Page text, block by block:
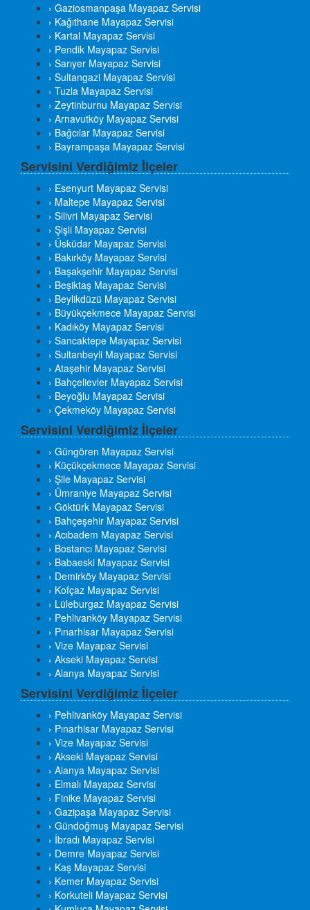
› Gaziosmanpaşa Mayapaz Servisi
› Kağıthane Mayapaz Servisi
› Kartal Mayapaz Servisi
› Pendik Mayapaz Servisi
› Sarıyer Mayapaz Servisi
› Sultangazi Mayapaz Servisi
› Tuzla Mayapaz Servisi
› Zeytinburnu Mayapaz Servisi
› Arnavutköy Mayapaz Servisi
› Bağcılar Mayapaz Servisi
› Bayrampaşa Mayapaz Servisi
Servisini Verdiğimiz İlçeler
› Esenyurt Mayapaz Servisi
› Maltepe Mayapaz Servisi
› Silivri Mayapaz Servisi
› Şişli Mayapaz Servisi
› Üsküdar Mayapaz Servisi
› Bakırköy Mayapaz Servisi
› Başakşehir Mayapaz Servisi
› Beşiktaş Mayapaz Servisi
› Beylikdüzü Mayapaz Servisi
› Büyükçekmece Mayapaz Servisi
› Kadıköy Mayapaz Servisi
› Sancaktepe Mayapaz Servisi
› Sultanbeyli Mayapaz Servisi
› Ataşehir Mayapaz Servisi
› Bahçelievler Mayapaz Servisi
› Beyoğlu Mayapaz Servisi
› Çekmeköy Mayapaz Servisi
Servisini Verdiğimiz İlçeler
› Güngören Mayapaz Servisi
› Küçükçekmece Mayapaz Servisi
› Şile Mayapaz Servisi
› Ümraniye Mayapaz Servisi
› Göktürk Mayapaz Servisi
› Bahçeşehir Mayapaz Servisi
› Acıbadem Mayapaz Servisi
› Bostancı Mayapaz Servisi
› Babaeski Mayapaz Servisi
› Demirköy Mayapaz Servisi
› Kofçaz Mayapaz Servisi
› Lüleburgaz Mayapaz Servisi
› Pehlivanköy Mayapaz Servisi
› Pınarhisar Mayapaz Servisi
› Vize Mayapaz Servisi
› Akseki Mayapaz Servisi
› Alanya Mayapaz Servisi
Servisini Verdiğimiz İlçeler
› Pehlivanköy Mayapaz Servisi
› Pınarhisar Mayapaz Servisi
› Vize Mayapaz Servisi
› Akseki Mayapaz Servisi
› Alanya Mayapaz Servisi
› Elmalı Mayapaz Servisi
› Finike Mayapaz Servisi
› Gazipaşa Mayapaz Servisi
› Gündoğmuş Mayapaz Servisi
› İbradı Mayapaz Servisi
› Demre Mayapaz Servisi
› Kaş Mayapaz Servisi
› Kemer Mayapaz Servisi
› Korkuteli Mayapaz Servisi